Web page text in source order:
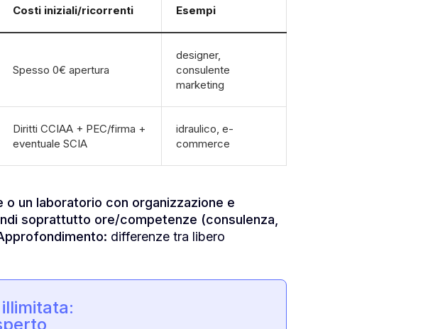
Costi iniziali/ricorrenti Esempi
Spesso 0€ apertura
designer,
consulente
marketing
Diritti CCIAA + PEC/firma +
eventuale SCIA
idraulico, e-
commerce
un laboratorio con organizzazione e
soprattutto ore/competenze (consulenza,
differenze tra libero